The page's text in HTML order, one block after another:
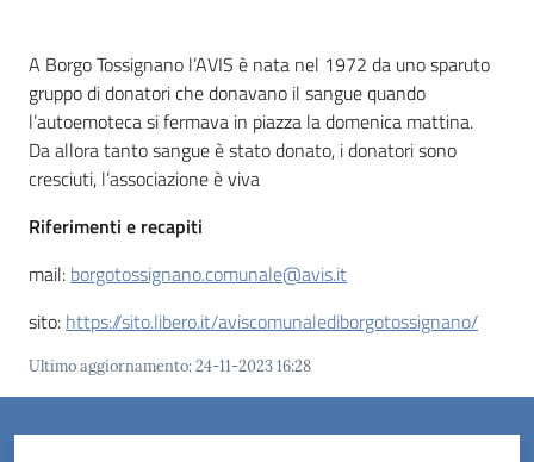
line
Prenotazioni
Tutti
gli
Menu selezionato
A Borgo Tossignano l’AVIS è nata nel 1972 da uno sparuto
gruppo di donatori che donavano il sangue quando
l’autoemoteca si fermava in piazza la domenica mattina.
Da allora tanto sangue è stato donato, i donatori sono
cresciuti, l’associazione è viva
Riferimenti e recapiti
mail: borgotossignano.comunale@avis.it
sito: https://sito.libero.it/aviscomunalediborgotossignano/
Ultimo aggiornamento:24-11-2023 16:28